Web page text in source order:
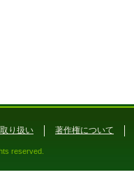
り扱い 著作権について
reserved.